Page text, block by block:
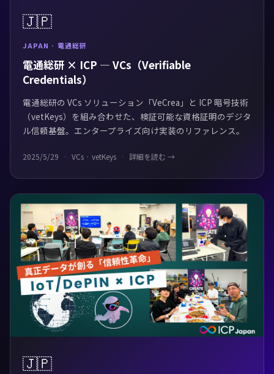
🇯🇵
JAPAN · 電通総研
電通総研 × ICP — VCs（Verifiable
Credentials）
電通総研の VCs ソリューション「VeCrea」と ICP 暗号技術
（vetKeys）を組み合わせた、検証可能な資格証明のデジタ
ル信頼基盤。エンタープライズ向け実装のリファレンス。
2025/5/29 VCs · vetKeys 詳細を読む →
🇯🇵